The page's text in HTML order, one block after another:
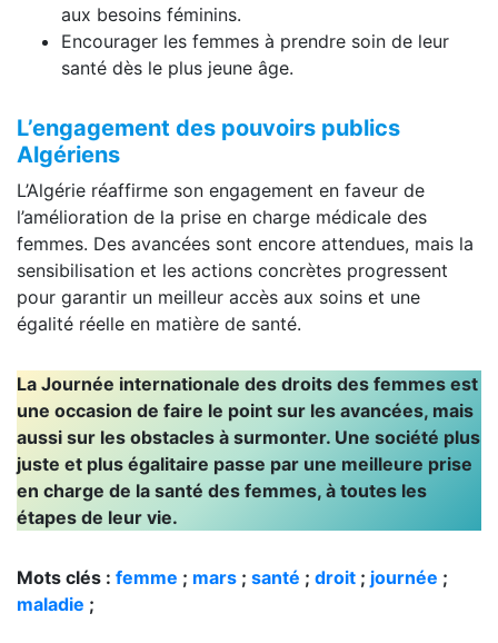
aux besoins féminins.
Encourager les femmes à prendre soin de leur
santé dès le plus jeune âge.
L’engagement des pouvoirs publics
Algériens
L’Algérie réaffirme son engagement en faveur de
l’amélioration de la prise en charge médicale des
femmes. Des avancées sont encore attendues, mais la
sensibilisation et les actions concrètes progressent
pour garantir un meilleur accès aux soins et une
égalité réelle en matière de santé.
La Journée internationale des droits des femmes est
une occasion de faire le point sur les avancées, mais
aussi sur les obstacles à surmonter. Une société plus
juste et plus égalitaire passe par une meilleure prise
en charge de la santé des femmes, à toutes les
étapes de leur vie.
Mots clés : femme ; mars ; santé ; droit ; journée ;
maladie ;